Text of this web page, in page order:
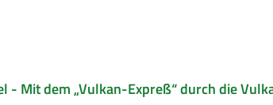
Mit dem „Vulkan-Expreß“ durch die